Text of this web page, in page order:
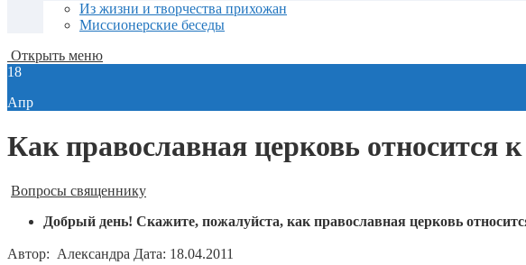
Из жизни и творчества прихожан
Миссионерские беседы
Открыть меню
18
Апр
Как православная церковь относится
Вопросы священнику
Добрый день! Скажите, пожалуйста, как православная церковь
Автор: Александра Дата: 18.04.2011